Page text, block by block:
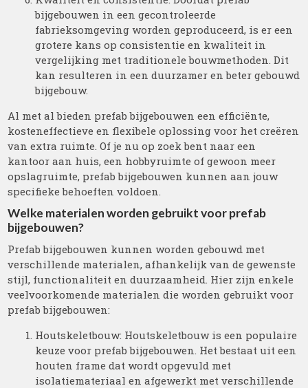
bijgebouwen in een gecontroleerde
fabrieksomgeving worden geproduceerd, is er een
grotere kans op consistentie en kwaliteit in
vergelijking met traditionele bouwmethoden. Dit
kan resulteren in een duurzamer en beter gebouwd
bijgebouw.
Al met al bieden prefab bijgebouwen een efficiënte,
kosteneffectieve en flexibele oplossing voor het creëren
van extra ruimte. Of je nu op zoek bent naar een
kantoor aan huis, een hobbyruimte of gewoon meer
opslagruimte, prefab bijgebouwen kunnen aan jouw
specifieke behoeften voldoen.
Welke materialen worden gebruikt voor prefab
bijgebouwen?
Prefab bijgebouwen kunnen worden gebouwd met
verschillende materialen, afhankelijk van de gewenste
stijl, functionaliteit en duurzaamheid. Hier zijn enkele
veelvoorkomende materialen die worden gebruikt voor
prefab bijgebouwen:
Houtskeletbouw: Houtskeletbouw is een populaire
keuze voor prefab bijgebouwen. Het bestaat uit een
houten frame dat wordt opgevuld met
isolatiemateriaal en afgewerkt met verschillende